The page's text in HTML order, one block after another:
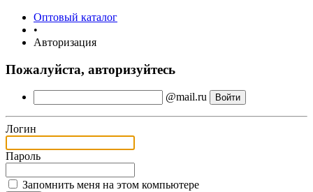
Оптовый каталог
•
Авторизация
Пожалуйста, авторизуйтесь
@mail.ru
Логин
Пароль
Запомнить меня на этом компьютере